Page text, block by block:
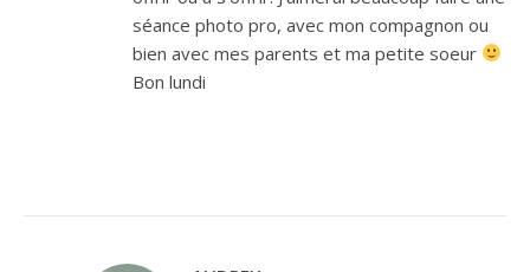
séance photo pro, avec mon compagnon ou
bien avec mes parents et ma petite soeur
Bon lundi